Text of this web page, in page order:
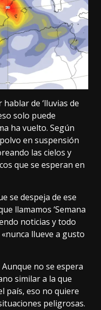
de ‘lluvias de
solo puede
ha vuelto. Según
en suspensión
las cielos y
que se esperan en
se despeja de ese
llamamos ‘Semana
noticias y todo
llueve a gusto
Aunque no se espera
similar a la que
país, eso no quiere
peligrosas.